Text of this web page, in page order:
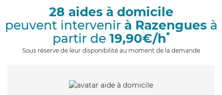
28 aides à domicile
peuvent intervenir à Razenguesà
partir de 19,90€/h*
Sous réserve de leur disponibilité au moment de la demande